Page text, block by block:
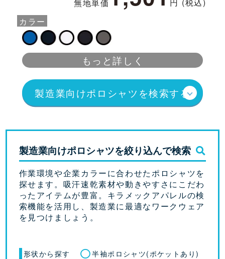
無地単価
カラー
もっと詳しく
製造業向けポロシャツを検索する
製造業向けポロシャツを絞り込んで検索
作業環境や企業カラーに合わせたポロシャツを
探せます。吸汗速乾素材や動きやすさにこだわ
ったアイテムが豊富。キラメックアパレルの検
索機能を活用し、製造業に最適なワークウェア
を見つけましょう。
形状から探す
半袖ポロシャツ(ポケットあり)